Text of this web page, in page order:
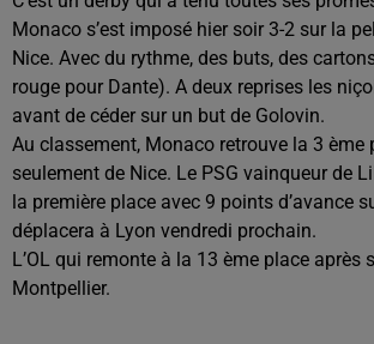
Monaco s’est imposé hier soir 3-2 sur la
Nice. Avec du rythme, des buts, des
rouge pour Dante). A deux reprises les
avant de céder sur un but de Golovin.
Au classement, Monaco retrouve la 3 ème
seulement de Nice. Le PSG vainqueur de
la première place avec 9 points d’avance
déplacera à Lyon vendredi prochain.
L’OL qui remonte à la 13 ème place après
Montpellier.